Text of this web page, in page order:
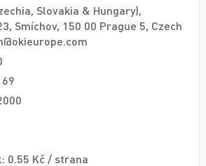
Slovakia & Hungary),
Smíchov, 150 00 Prague 5, Czech
0.55 Kč / strana